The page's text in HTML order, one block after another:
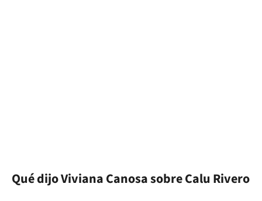
Qué dijo Viviana Canosa sobre Calu Rivero